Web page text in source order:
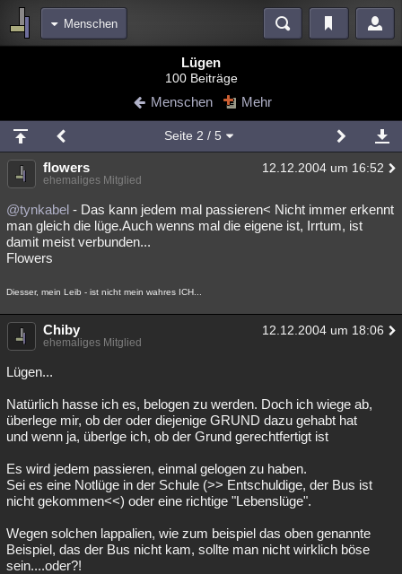
Menschen
Blogs Videos
Chat Wiki Neuigkeiten
meine Rubriken
Menschen Mystery Kriminalfälle
Spiritualität Verschwörungen Technologie Ufologie
Natur Umfragen Unterhaltung
Philosophie Träume Orte
Astronomie Gaming Filme
Musik
Besucht Teilgenommen Alle Neue Geschlossen
Lügen
100 Beiträge
Menschen Mehr
Seite 2 / 5
flowers 12.12.2004 um 16:52
ehemaliges Mitglied
@tynkabel - Das kann jedem mal passieren< Nicht immer erkennt
man gleich die lüge.Auch wenns mal die eigene ist, Irrtum, ist
damit meist verbunden...
Flowers
Diesser, mein Leib - ist nicht mein wahres ICH...
Chiby 12.12.2004 um 18:06
ehemaliges Mitglied
Lügen...
Natürlich hasse ich es, belogen zu werden. Doch ich wiege ab,
überlege mir, ob der oder diejenige GRUND dazu gehabt hat
und wenn ja, überlge ich, ob der Grund gerechtfertigt ist
Es wird jedem passieren, einmal gelogen zu haben.
Sei es eine Notlüge in der Schule (>> Entschuldige, der Bus ist
nicht gekommen<<) oder eine richtige "Lebenslüge".
Wegen solchen lappalien, wie zum beispiel das oben genannte
Beispiel, das der Bus nicht kam, sollte man nicht wirklich böse
sein....oder?!